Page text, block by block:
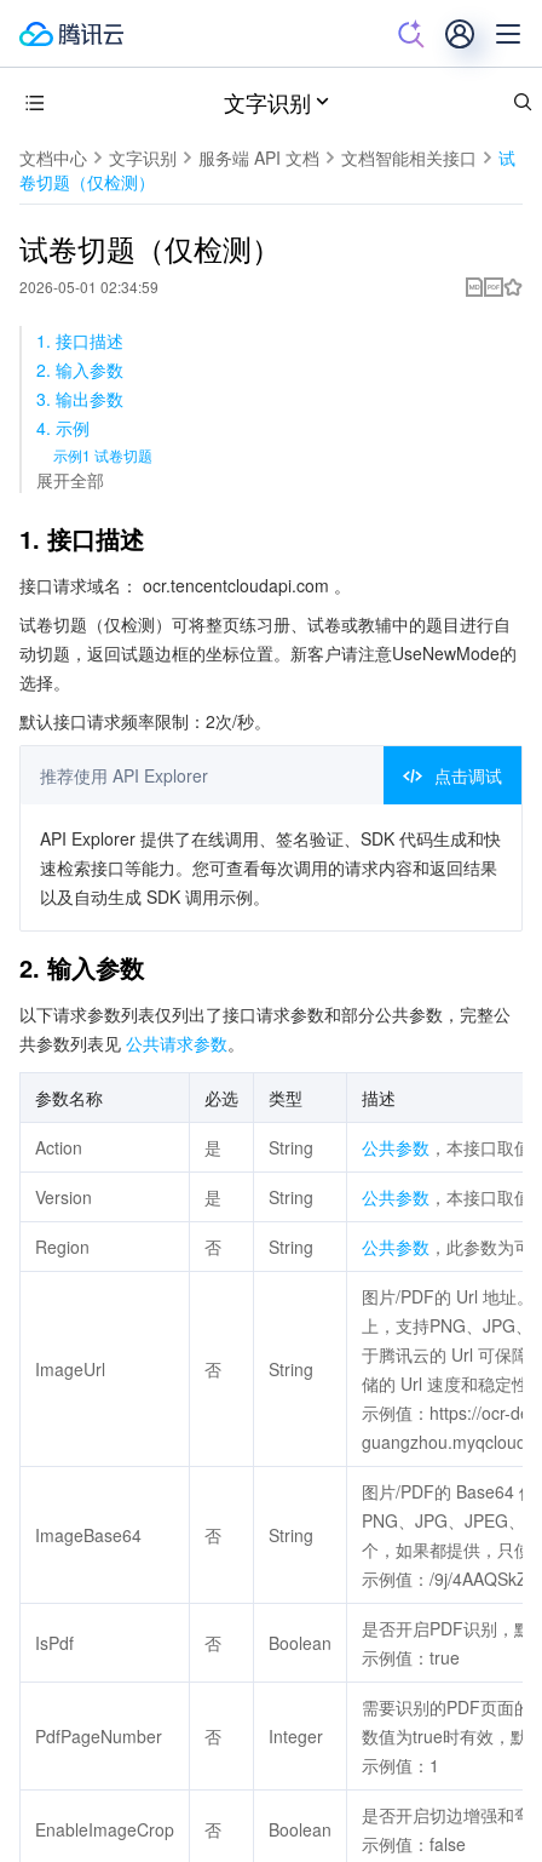
文字识别
文档中心 文字识别 服务端 API 文档 文档智能相关接口
试
卷切题（仅检测）
试卷切题（仅检测）
2026-05-01 02:34:59
1. 接口描述
2. 输入参数
3. 输出参数
4. 示例
示例1 试卷切题
展开全部
1. 接口描述
接口请求域名： ocr.tencentcloudapi.com 。
试卷切题（仅检测）可将整页练习册、试卷或教辅中的题目进行自
动切题，返回试题边框的坐标位置。新客户请注意UseNewMode的
选择。
默认接口请求频率限制：2次/秒。
推荐使用 API Explorer 点击调试
API Explorer 提供了在线调用、签名验证、SDK 代码生成和快
速检索接口等能力。您可查看每次调用的请求内容和返回结果
以及自动生成 SDK 调用示例。
2. 输入参数
以下请求参数列表仅列出了接口请求参数和部分公共参数，完整公
共参数列表见 公共请求参数。
参数名称 必选 类型 描述
Action 是 String 公共参数 ，本接口取
Version 是 String 公共参数 ，本接口取
Region 否 String 公共参数 ，此参数为可
ImageUrl 否 String
图片/PDF的 Url 地址
上，支持PNG、JPG、
于腾讯云的 Url 可保障
储的 Url 速度和稳定性
示例值：https://ocr-
ImageBase64 否 String
图片/PDF的 Base64
PNG、JPG、JPEG、
个，如果都提供，只使
示例值：/9j/
IsPdf 否 Boolean
是否开启PDF识别，默
示例值：true
PdfPageNumber 否 Integer
需要识别的PDF页面的
数值为true时有效，默
示例值：1
EnableImageCrop 否 Boolean
是否开启切边增强和弯
示例值：false